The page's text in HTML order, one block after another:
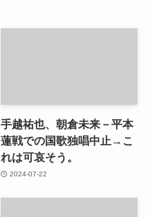
手越祐也、朝倉未来－平本
蓮戦での国歌独唱中止→こ
れは可哀そう。
2024-07-22